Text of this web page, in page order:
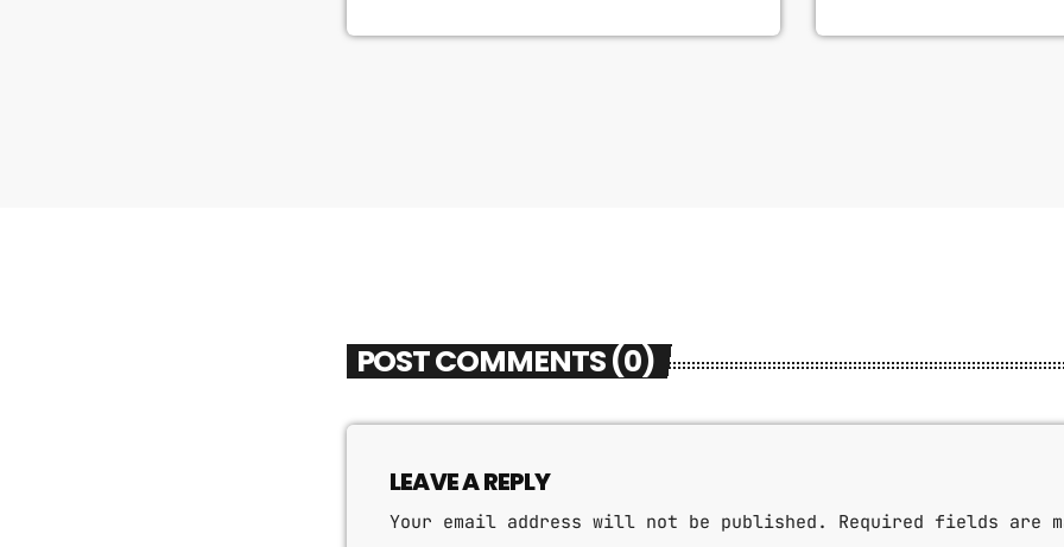
POST COMMENTS (0)
LEAVE A REPLY
Your email address will not be published. Required fields are